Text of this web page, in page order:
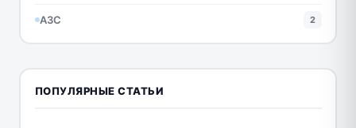
АЗС 2
ПОПУЛЯРНЫЕ СТАТЬИ